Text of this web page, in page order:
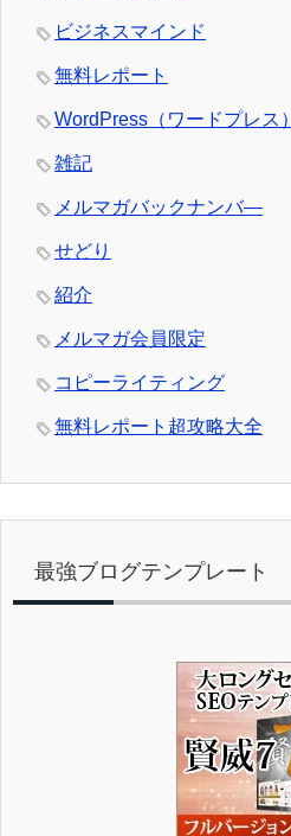
ビジネスマインド
無料レポート
WordPress（ワードプレス）
雑記
メルマガバックナンバ―
せどり
紹介
メルマガ会員限定
コピーライティング
無料レポート超攻略大全
最強ブログテンプレート